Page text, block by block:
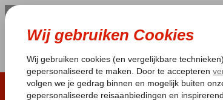
LAST MINUTE ZOMER 2026